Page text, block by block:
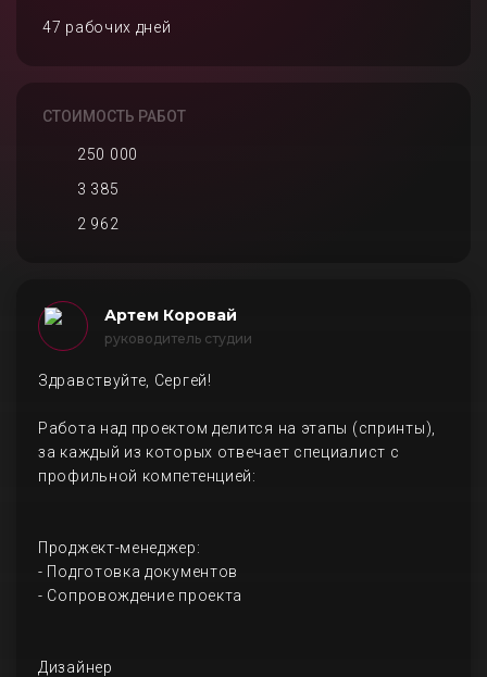
47 рабочих дней
СТОИМОСТЬ РАБОТ
250 000
3 385
2 962
Артем Коровай
руководитель студии
Здравствуйте, Сергей!
Работа над проектом делится на этапы (спринты),
за каждый из которых отвечает специалист с
профильной компетенцией:
Проджект-менеджер:
- Подготовка документов
- Сопровождение проекта
Дизайнер